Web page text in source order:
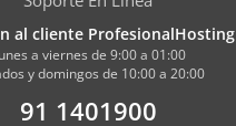
al cliente ProfesionalHosting
a viernes de 9:00 a 01:00
y domingos de 10:00 a 20:00
91 1401900